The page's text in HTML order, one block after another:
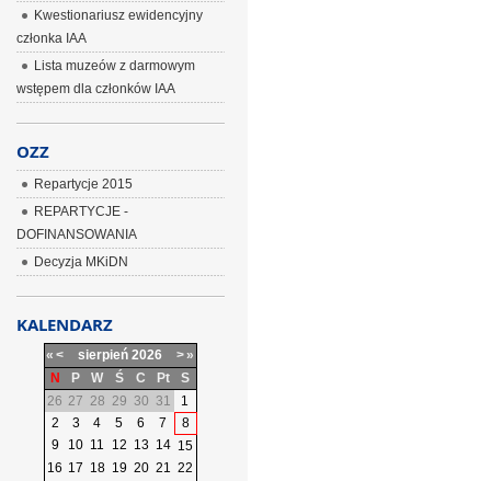
Kwestionariusz ewidencyjny
członka IAA
Lista muzeów z darmowym
wstępem dla członków IAA
OZZ
Repartycje 2015
REPARTYCJE -
DOFINANSOWANIA
Decyzja MKiDN
KALENDARZ
« < sierpień 2026 >»
N
P W Ś C Pt
S
26 27 28 29 30 31
1
2
3 4 5 6 7
8
9
10 11 12 13 14 15
16 17 18 19 20 21 22